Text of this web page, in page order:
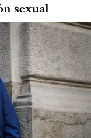
sexual